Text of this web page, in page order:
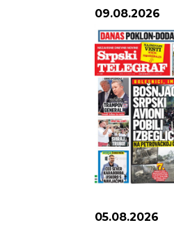
09.08.2026
05.08.2026